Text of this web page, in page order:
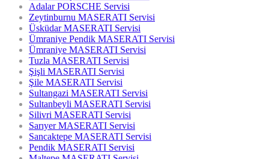
Adalar PORSCHE Servisi
Zeytinburnu MASERATI Servisi
Üsküdar MASERATI Servisi
Ümraniye Pendik MASERATI Servisi
Ümraniye MASERATI Servisi
Tuzla MASERATI Servisi
Şişli MASERATI Servisi
Şile MASERATI Servisi
Sultangazi MASERATI Servisi
Sultanbeyli MASERATI Servisi
Silivri MASERATI Servisi
Sarıyer MASERATI Servisi
Sancaktepe MASERATI Servisi
Pendik MASERATI Servisi